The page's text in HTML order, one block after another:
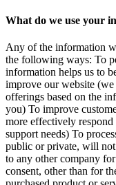
What do we use your
Any of the information
the following ways: To
information helps us to
improve our website
offerings based on the
you) To improve
more effectively respond
support needs) To
public or private, will not
to any other company
consent, other than for